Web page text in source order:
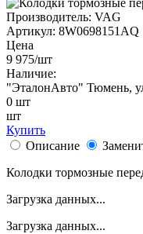
Производитель: VAG
Артикул: 8W0698151AQ
Цена
9 975/шт
Наличие:
"ЭталонАвто" Тюмень,
0 шт
шт
Купить
Описание
Колодки тормозные
Загрузка данных...
Загрузка данных...